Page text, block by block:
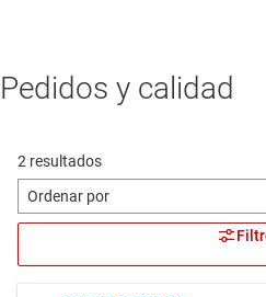
Pedidos y calidad